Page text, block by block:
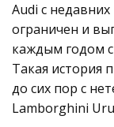
Audi с
ограничен и
каждым годом
Такая история
до сих пор с
Lamborghini